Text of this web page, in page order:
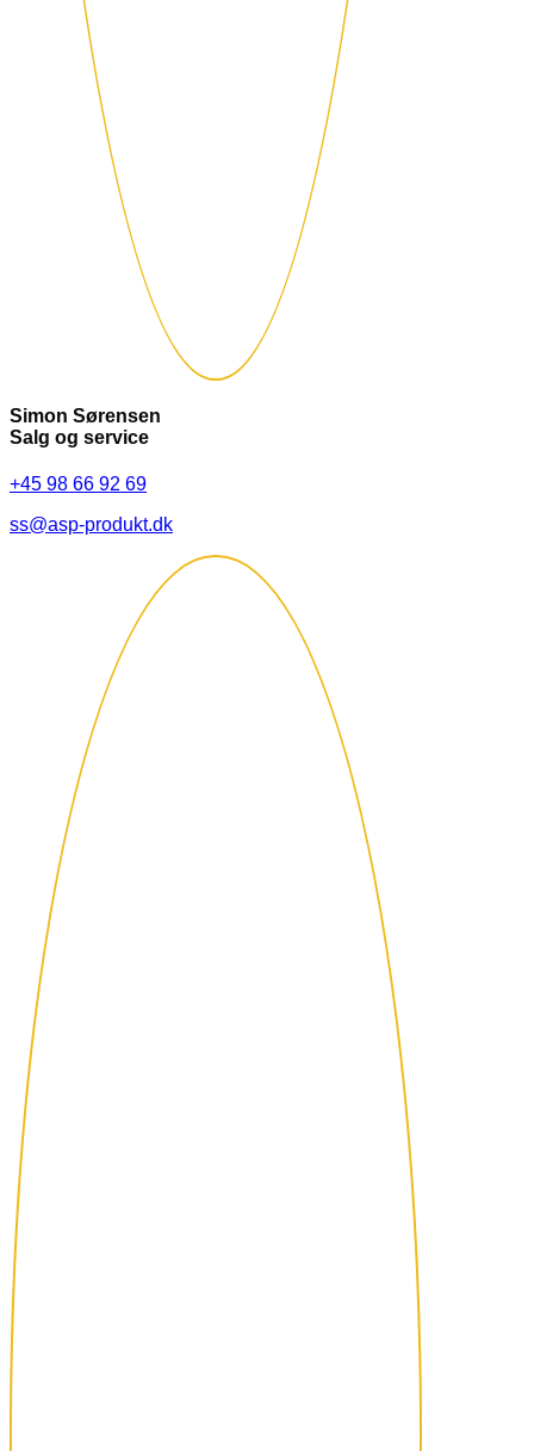
Simon Sørensen
Salg og service
+45 98 66 92 69
ss@asp-produkt.dk